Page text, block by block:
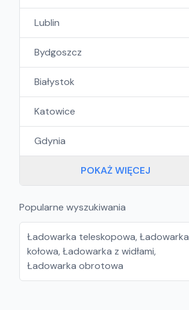
Lublin
Bydgoszcz
Białystok
Katowice
Gdynia
POKAŻ WIĘCEJ
Popularne wyszukiwania
Ładowarka teleskopowa,Ładowarka
kołowa,Ładowarka z widłami,
Ładowarka obrotowa